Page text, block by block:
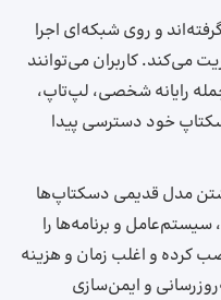
و روی شبکه‌‌ای اجرا
می‌کند. کاربران می‌توانند
رایانه‌ شخصی، لپ‌تاپ‌،
خود دسترسی پیدا
مدل قدیمی دسکتاپ‌ها
هستند؛ مدلی که در آن، کارشناسان IT، سیستم‌عامل و برنامه‌ها را
کرده و اغلب زمان و هزینه
و ایمن‌سازی